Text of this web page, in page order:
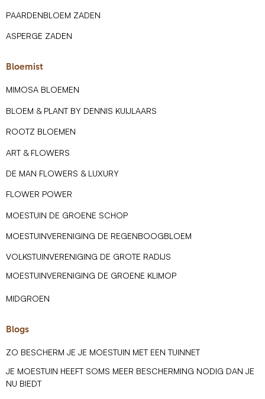
PAARDENBLOEM ZADEN
ASPERGE ZADEN
Bloemist
MIMOSA BLOEMEN
BLOEM & PLANT BY DENNIS KUIJLAARS
ROOTZ BLOEMEN
ART & FLOWERS
DE MAN FLOWERS & LUXURY
FLOWER POWER
MOESTUIN DE GROENE SCHOP
MOESTUINVERENIGING DE REGENBOOGBLOEM
VOLKSTUINVERENIGING DE GROTE RADIJS
MOESTUINVERENIGING DE GROENE KLIMOP
MIDGROEN
Blogs
ZO BESCHERM JE JE MOESTUIN MET EEN TUINNET
JE MOESTUIN HEEFT SOMS MEER BESCHERMING NODIG DAN JE
NU BIEDT